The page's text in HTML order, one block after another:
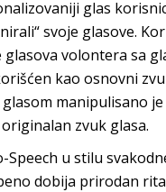
glas
svoje glasove.
volontera sa
kao osnovni
manipulisano
zvuk glasa.
u stilu
dobija prirodan